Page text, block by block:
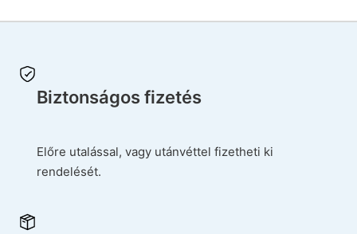
Biztonságos fizetés
Előre utalással, vagy utánvéttel fizetheti ki
rendelését.